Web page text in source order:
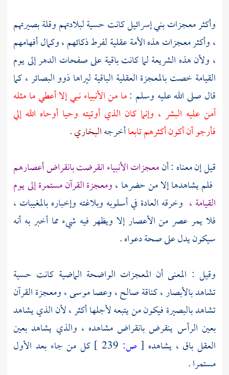
وأكثر معجزات بني إسرائيل كانت حسية لبلادتهم وقلة بصيرتهم
، وأكثر معجزات هذه الأمة عقلية لفرط ذكائهم ، وكمال أفهامهم
، ولأن هذه الشريعة لما كانت باقية على صفحات الدهر إلى يوم
القيامة خصت بالمعجزة العقلية الباقية ليراها ذوو البصائر ، كما
قال صلى الله عليه وسلم :ما من الأنبياء نبي إلا أعطي ما مثله
آمن عليه البشر ، وإنما كان الذي أوتيته وحيا أوحاه الله إلي
فأرجو أن أكون أكثرهم تابعاأخرجهالبخاري.
قيل إن معناه : أنمعجزات الأنبياء انقرضت بانقراض أعصارهم
فلم يشاهدها إلا من حضرها ،ومعجزة القرآن مستمرة إلى يوم
القيامة ، وخرقه العادة في أسلوبه وبلاغته وإخباره بالمغيبات ،
فلا يمر عصر من الأعصار إلا ويظهر فيه شيء مما أخبر به أنه
سيكون يدل على صحة دعواه .
وقيل : المعنى أن المعجزات الواضحة الماضية كانت حسية
تشاهد بالأبصار ، كناقةصالح ،وعصاموسى ،ومعجزة القرآن
تشاهد بالبصيرة فيكون من يتبعه لأجلها أكثر ، لأن الذي يشاهد
بعين الرأس ينقرض بانقراض مشاهده ، والذي يشاهد بعين
العقل باق ، يشاهده [ ص:
كل من جاء بعد الأول
مستمرا .